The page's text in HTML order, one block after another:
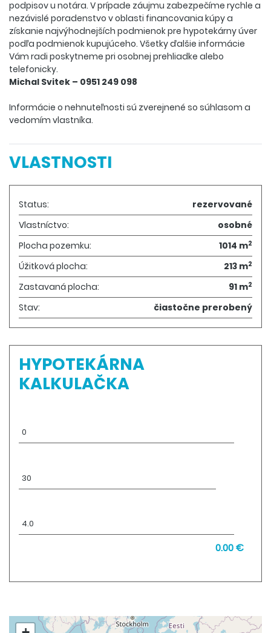
podpisov u notára. V prípade záujmu zabezpečíme rychle a
nezávislé poradenstvo v oblasti financovania kúpy a
získanie najvýhodnejších podmienok pre hypotekárny úver
podľa podmienok kupujúceho. Všetky ďalšie informácie
Vám radi poskytneme pri osobnej prehliadke alebo
telefonicky.
Michal Svitek – 0951 249 098
Informácie o nehnuteľnosti sú zverejnené so súhlasom a
vedomím vlastníka.
VLASTNOSTI
Status:
rezervované
Vlastníctvo:
osobné
Plocha pozemku:
1014 m2
Úžitková plocha: 213 m2
Zastavaná plocha: 91 m2
Stav: čiastočne prerobený
HYPOTEKÁRNA
KALKULAČKA
0.00 €